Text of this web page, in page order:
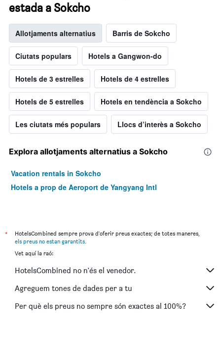
estada a Sokcho
Allotjaments alternatius Barris de Sokcho
Ciutats populars Hotels a Gangwon-do
Hotels de 3 estrelles Hotels de 4 estrelles
Hotels de 5 estrelles Hotels en tendència a Sokcho
Les ciutats més populars Llocs d’interès a Sokcho
Explora allotjaments alternatius a Sokcho
Vacation rentals in Sokcho
Hotels a prop de Aeroport de Yangyang Intl
*
HotelsCombined sempre prova d'oferir preus exactes; de totes maneres,
els preus no estan garantits.
Vet aquí la raó:
HotelsCombined no n'és el venedor.
Agreguem tones de dades per a tu
Per què els preus no sempre són exactes al 100%?